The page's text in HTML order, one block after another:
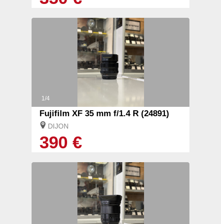
1/4
Fujifilm XF 35 mm f/1.4 R (24891)
DIJON
390 €